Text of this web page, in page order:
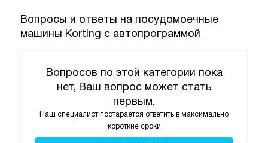
Вопросы и ответы на посудомоечные
машины Korting с автопрограммой
Вопросов по этой категории пока
нет, Ваш вопрос может стать
первым.
Наш специалист постарается ответить в максимально
короткие сроки